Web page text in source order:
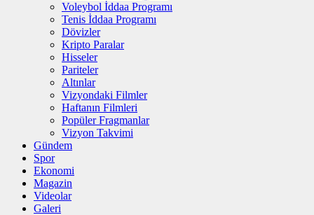
Voleybol İddaa Programı
Tenis İddaa Programı
Dövizler
Kripto Paralar
Hisseler
Pariteler
Altınlar
Vizyondaki Filmler
Haftanın Filmleri
Popüler Fragmanlar
Vizyon Takvimi
Gündem
Spor
Ekonomi
Magazin
Videolar
Galeri